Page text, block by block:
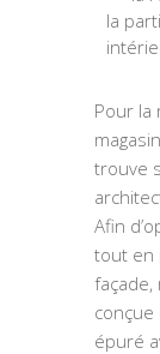
la
Pour la
trouve
Afin
tout en
épuré